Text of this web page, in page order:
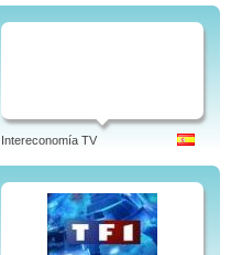
Intereconomía TV